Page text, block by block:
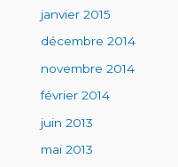
janvier 2015
décembre 2014
novembre 2014
février 2014
juin 2013
mai 2013